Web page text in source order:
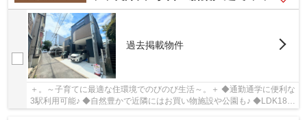
過去掲載物件
＋。～子育てに最適な住環境でのびのび生活～。＋ ◆通勤通学に便利な
3駅利用可能♪ ◆自然豊かで近隣にはお買い物施設や公園も♪ ◆LDK18帖